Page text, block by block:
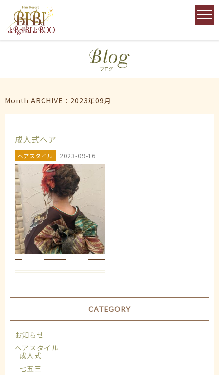
Month ARCHIVE：2023年09月
成人式ヘア
ヘアスタイル 2023-09-16
CATEGORY
お知らせ
ヘアスタイル
成人式
七五三